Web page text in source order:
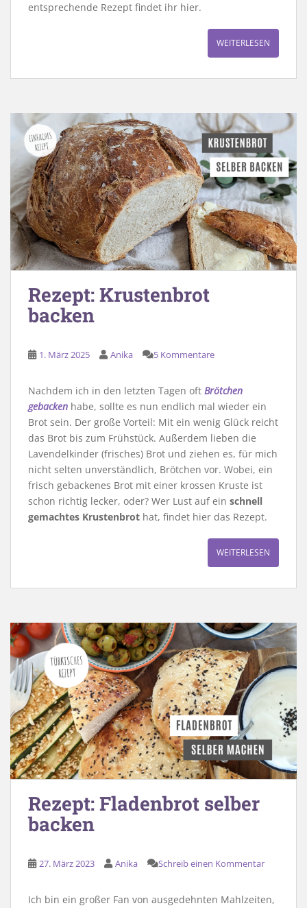
entsprechende Rezept findet ihr hier.
WEITERLESEN
Rezept: Krustenbrot
backen
1. März 2025 Anika 5 Kommentare
Nachdem ich in den letzten Tagen oft Brötchen
gebacken habe, sollte es nun endlich mal wieder ein
Brot sein. Der große Vorteil: Mit ein wenig Glück reicht
das Brot bis zum Frühstück. Außerdem lieben die
Lavendelkinder (frisches) Brot und ziehen es, für mich
nicht selten unverständlich, Brötchen vor. Wobei, ein
frisch gebackenes Brot mit einer krossen Kruste ist
schon richtig lecker, oder? Wer Lust auf ein schnell
gemachtes Krustenbrot hat, findet hier das Rezept.
WEITERLESEN
Rezept: Fladenbrot selber
backen
27. März 2023 Anika Schreib einen Kommentar
Ich bin ein großer Fan von ausgedehnten Mahlzeiten,